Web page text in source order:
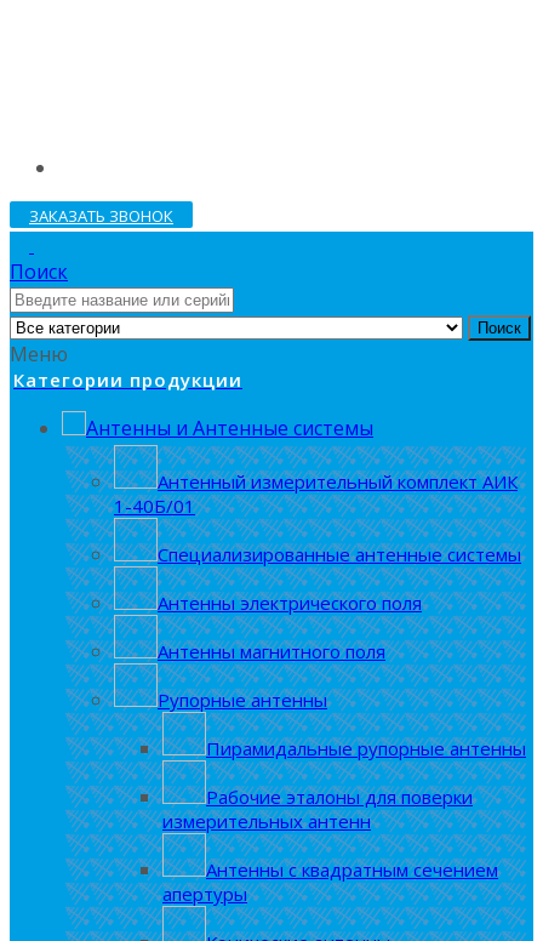
ЗАКАЗАТЬ ЗВОНОК
Поиск
Поиск
Меню
Категории продукции
Антенны и Антенные системы
Антенный измерительный комплект АИК
1-40Б/01
Специализированные антенные системы
Антенны электрического поля
Антенны магнитного поля
Рупорные антенны
Пирамидальные рупорные антенны
Рабочие эталоны для поверки
измерительных антенн
Антенны с квадратным сечением
апертуры